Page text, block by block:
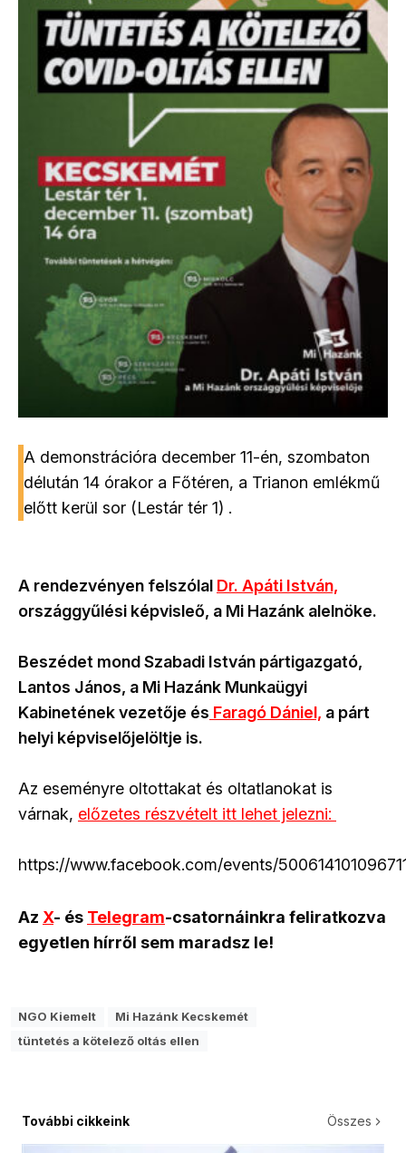
A demonstrációra december 11-én, szombaton
délután 14 órakor a Főtéren, a Trianon emlékmű
előtt kerül sor (Lestár tér 1) .
A rendezvényen felszólal Dr. Apáti István,
országgyűlési képvisleő, a Mi Hazánk alelnöke.
Beszédet mond Szabadi István pártigazgató,
Lantos János, a Mi Hazánk Munkaügyi
Kabinetének vezetője és Faragó Dániel, a párt
helyi képviselőjelöltje is.
Az eseményre oltottakat és oltatlanokat is
várnak, előzetes részvételt itt lehet jelezni:
https://www.facebook.com/events/
Az X- és Telegram-csatornáinkra feliratkozva
egyetlen hírről sem maradsz le!
NGO Kiemelt
Mi Hazánk Kecskemét
tüntetés a kötelező oltás ellen
További cikkeink Összes